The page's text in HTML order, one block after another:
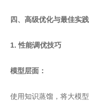
四、高级优化与最佳实践
1. 性能调优技巧
模型层面：
使用知识蒸馏，将大模